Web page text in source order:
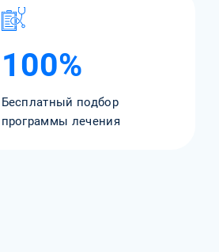
100%
Бесплатный подбор
программы лечения